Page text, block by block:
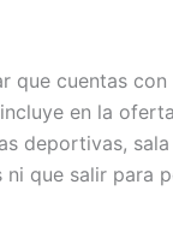
que cuentas
en la
deportivas,
ni que salir para